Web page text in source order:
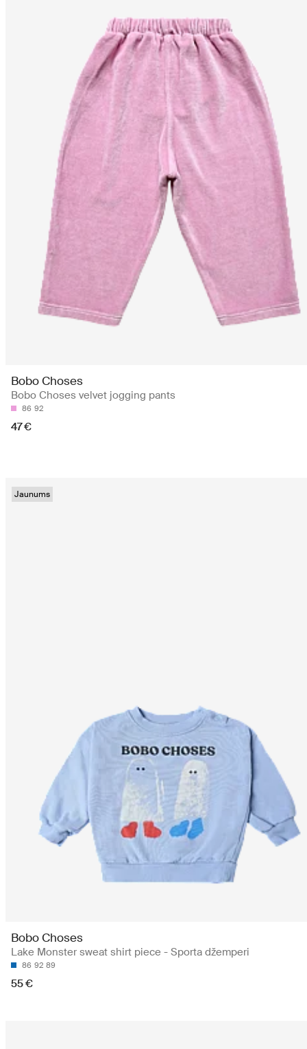
Bobo Choses
Bobo Choses velvet jogging pants
86 92
47 €
Jaunums
Bobo Choses
Lake Monster sweat shirt piece - Sporta džemperi
86 92 89
55 €